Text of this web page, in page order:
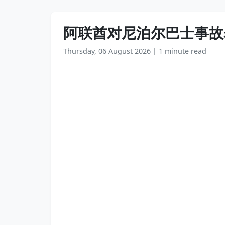
阿联酋对尼泊尔巴士事
Thursday, 06 August 2026 | 1 minute read